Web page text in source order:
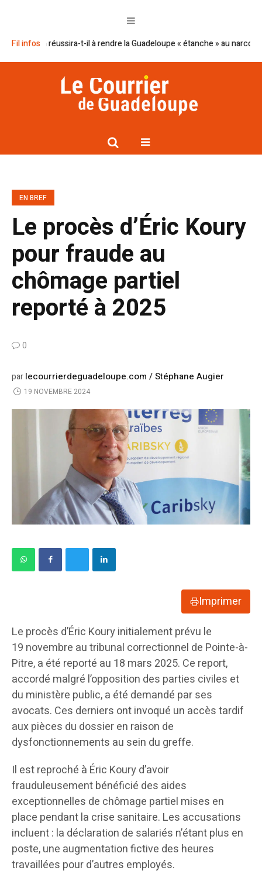
Fil infosréussira-t-il à rendre la Guadeloupe « étanche » au narcotrafic ?
EN BREF
Le procès d’Éric Koury
pour fraude au
chômage partiel
reporté à 2025
0
parlecourrierdeguadeloupe.com / Stéphane Augier
19 NOVEMBRE 2024
Imprimer
Le procès d’Éric Koury initialement prévu le
19 novembre au tribunal correctionnel de Pointe-à-
Pitre, a été reporté au 18 mars 2025. Ce report,
accordé malgré l’opposition des parties civiles et
du ministère public, a été demandé par ses
avocats. Ces derniers ont invoqué un accès tardif
aux pièces du dossier en raison de
dysfonctionnements au sein du greffe.
Il est reproché à Éric Koury d’avoir
frauduleusement bénéficié des aides
exceptionnelles de chômage partiel mises en
place pendant la crise sanitaire. Les accusations
incluent : la déclaration de salariés n’étant plus en
poste, une augmentation fictive des heures
travaillées pour d’autres employés.